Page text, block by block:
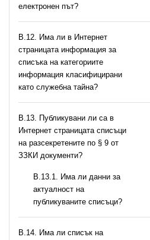
електронен път?
В.12. Има ли в Интернет
страницата информация за
списъка на категориите
информация класифицирани
като служебна тайна?
В.13. Публикувани ли са в
Интернет страницата списъци
на разсекретените по § 9 от
ЗЗКИ документи?
В.13.1. Има ли данни за
актуалност на
публикуваните списъци?
В.14. Има ли списък на